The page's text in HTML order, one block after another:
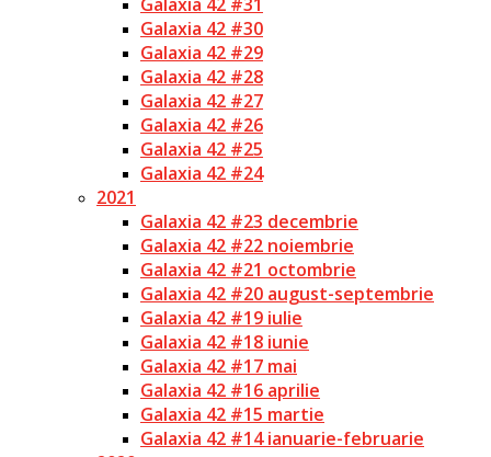
Galaxia 42 #30
Galaxia 42 #29
Galaxia 42 #28
Galaxia 42 #27
Galaxia 42 #26
Galaxia 42 #25
Galaxia 42 #24
2021
Galaxia 42 #23 decembrie
Galaxia 42 #22 noiembrie
Galaxia 42 #21 octombrie
Galaxia 42 #20 august-septembrie
Galaxia 42 #19 iulie
Galaxia 42 #18 iunie
Galaxia 42 #17 mai
Galaxia 42 #16 aprilie
Galaxia 42 #15 martie
Galaxia 42 #14 ianuarie-februarie